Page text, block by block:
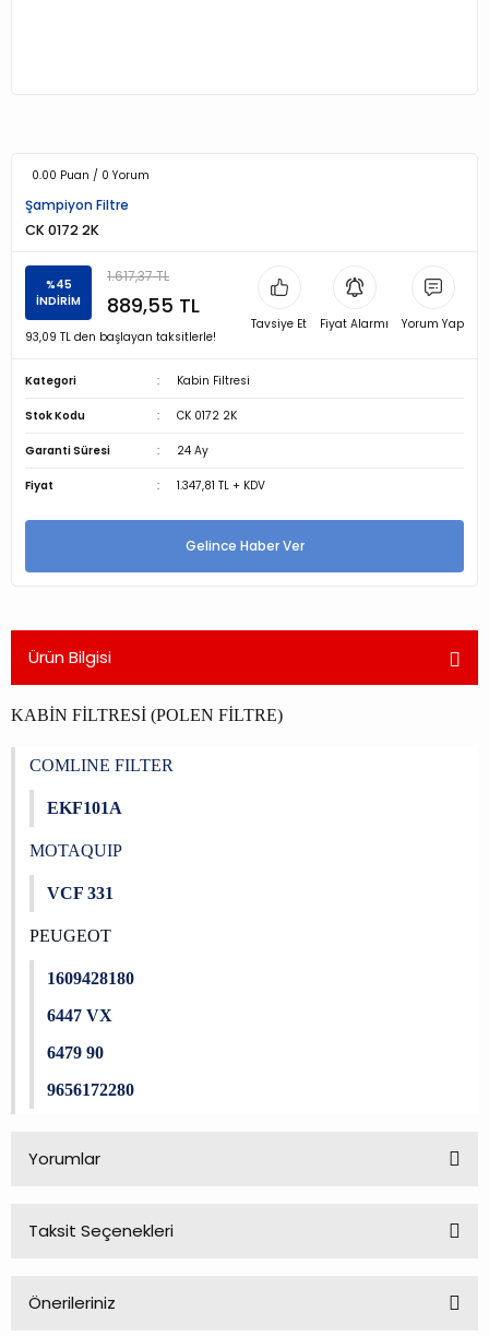
0.00 Puan / 0 Yorum
Şampiyon Filtre
CK 0172 2K
%45
İNDİRİM
1.617,37 TL
889,55 TL
93,09 TL den başlayan taksitlerle!
Tavsiye Et Fiyat Alarmı Yorum Yap
Kategori Kabin Filtresi
Stok Kodu CK 0172 2K
Garanti Süresi 24 Ay
Fiyat 1.347,81 TL + KDV
Gelince Haber Ver
Ürün Bilgisi
KABİN FİLTRESİ (POLEN FİLTRE)
COMLINE FILTER
EKF101A
MOTAQUIP
VCF 331
PEUGEOT
1609428180
6447 VX
6479 90
9656172280
Yorumlar
Taksit Seçenekleri
Önerileriniz